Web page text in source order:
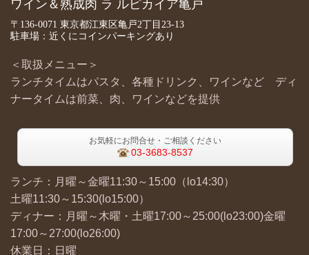
ワイン＆熟成肉 ラ ルピカイア亀戸
〒136-0071 東京都江東区亀戸2丁目23-13
駐車場：近くにコインパーキングあり
＜取扱メニュー＞
ランチタイムはパスタ、各種ドリンク、ワインなど ディ
ナータイムは前菜、肉、ワインなどを提供
お気軽にお問合せ・ご相談ください
03-3683-8537
ランチ：月曜～金曜11:30～15:00（lo14:30）
土曜11:30～15:30(lo15:00）
ディナー：月曜～木曜・土曜17:00～25:00(lo23:00)金曜
17:00～27:00(lo26:00)
休業日：日曜